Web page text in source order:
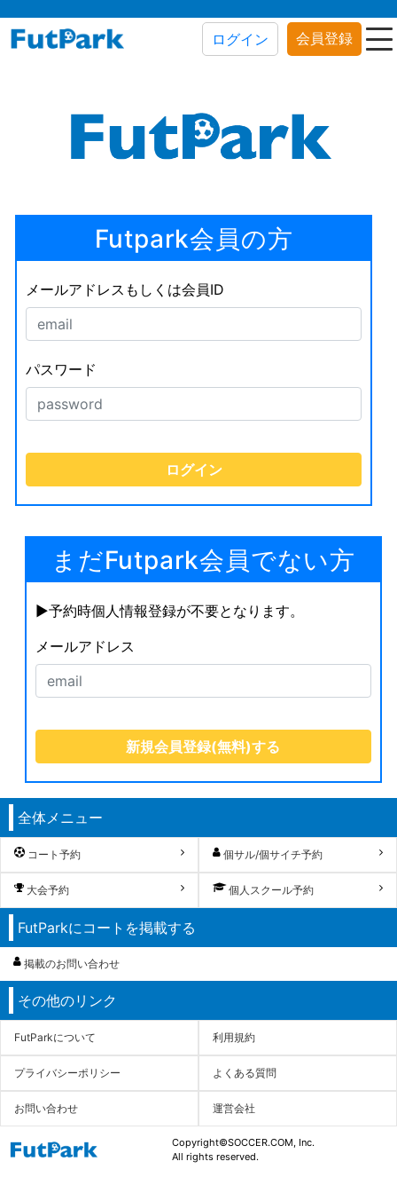
ログイン 会員登録
Futpark会員の方
メールアドレスもしくは会員ID
パスワード
まだFutpark会員でない方
▶︎予約時個人情報登録が不要となります。
メールアドレス
全体メニュー
コート予約 個サル/個サイチ予約
大会予約 個人スクール予約
FutParkにコートを掲載する
掲載のお問い合わせ
その他のリンク
FutParkについて 利用規約
プライバシーポリシー よくある質問
お問い合わせ 運営会社
Copyright©SOCCER.COM, Inc.
All rights reserved.